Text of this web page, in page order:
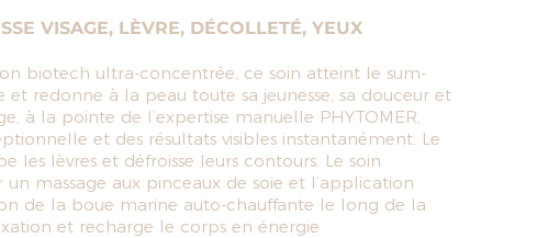
VISAGE, LÈVRE, DÉCOLLETÉ, YEUX
biotech ultra-concentrée, ce soin atteint le sum-
redonne à la peau toute sa jeunesse, sa douceur et
à la pointe de l’expertise manuelle PHYTOMER,
et des résultats visibles instantanément. Le
les lèvres et défroisse leurs contours. Le soin
massage aux pinceaux de soie et l’application
de la boue marine auto-chauffante le long de la
et recharge le corps en énergie